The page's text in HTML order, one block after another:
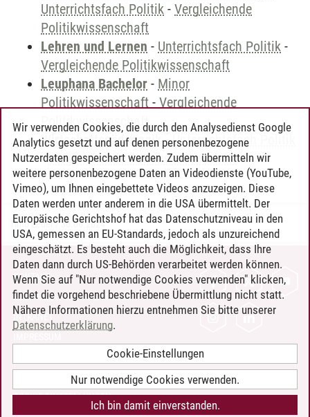
Unterrichtsfach Politik - Vergleichende
Politikwissenschaft
Lehren und Lernen - Unterrichtsfach Politik -
Vergleichende Politikwissenschaft
Leuphana Bachelor - Minor
Politikwissenschaft - Vergleichende
Politikwissenschaft
Wirtschaftspädagogik -Unterrichtsfach Politik
-Vergleichende Politikwissenschaft
Timo Leder/30.06.2024
KONTAKT
LEUPHANA ALS ARBEITGEBER
INTRANET
BARRIEREFREIHEIT
COOKIE-EINSTELLUNGEN
Wir verwenden Cookies, die durch den Analysedienst Google
Analytics gesetzt und auf denen personenbezogene
Nutzerdaten gespeichert werden. Zudem übermitteln wir
weitere personenbezogene Daten an Videodienste (YouTube,
Vimeo), um Ihnen eingebettete Videos anzuzeigen. Diese
Daten werden unter anderem in die USA übermittelt. Der
Europäische Gerichtshof hat das Datenschutzniveau in den
USA, gemessen an EU-Standards, jedoch als unzureichend
eingeschätzt. Es besteht auch die Möglichkeit, dass Ihre
Daten dann durch US-Behörden verarbeitet werden können.
Wenn Sie auf "Nur notwendige Cookies verwenden" klicken,
findet die vorgehend beschriebene Übermittlung nicht statt.
Nähere Informationen hierzu entnehmen Sie bitte unserer
Datenschutzerklärung.
Cookie-Einstellungen
Nur notwendige Cookies verwenden.
Ich bin damit einverstanden.